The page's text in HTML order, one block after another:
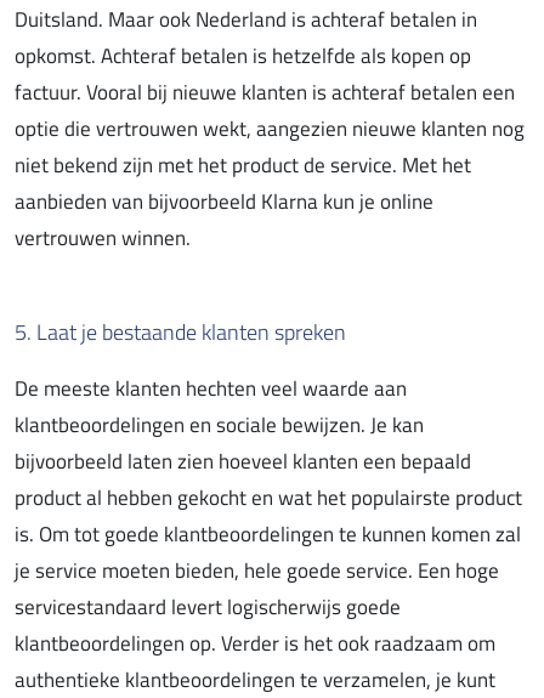
Duitsland. Maar ook Nederland is achteraf betalen in
opkomst. Achteraf betalen is hetzelfde als kopen op
factuur. Vooral bij nieuwe klanten is achteraf betalen een
optie die vertrouwen wekt, aangezien nieuwe klanten nog
niet bekend zijn met het product de service. Met het
aanbieden van bijvoorbeeld Klarna kun je online
vertrouwen winnen.
5. Laat je bestaande klanten spreken
De meeste klanten hechten veel waarde aan
klantbeoordelingen en sociale bewijzen. Je kan
bijvoorbeeld laten zien hoeveel klanten een bepaald
product al hebben gekocht en wat het populairste product
is. Om tot goede klantbeoordelingen te kunnen komen zal
je service moeten bieden, hele goede service. Een hoge
servicestandaard levert logischerwijs goede
klantbeoordelingen op. Verder is het ook raadzaam om
authentieke klantbeoordelingen te verzamelen, je kunt